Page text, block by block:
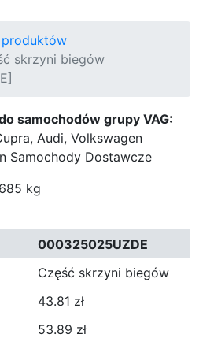
skrzyni biegów
samochodów grupy VAG:
Audi, Volkswagen
Samochody Dostawcze
kg
000325025UZDE
Część skrzyni biegów
43.81 zł
53.89 zł